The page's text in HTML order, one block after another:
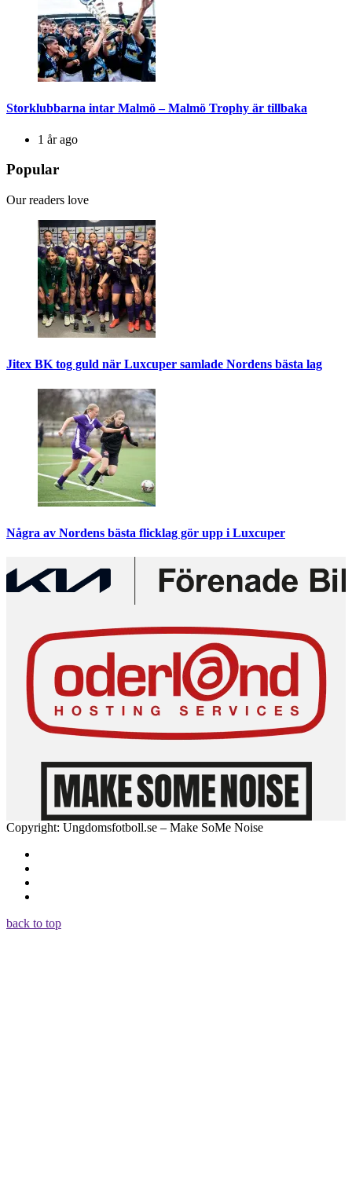
Storklubbarna intar Malmö – Malmö Trophy är tillbaka
1 år ago
Popular
Our readers love
Jitex BK tog guld när Luxcuper samlade Nordens bästa lag
Några av Nordens bästa flicklag gör upp i Luxcuper
Copyright: Ungdomsfotboll.se – Make SoMe Noise
back to top